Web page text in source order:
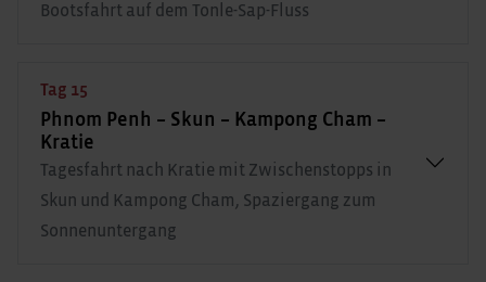
Bootsfahrt auf dem Tonle-Sap-Fluss
Tag 15
Phnom Penh – Skun – Kampong Cham –
Kratie
Tagesfahrt nach Kratie mit Zwischenstopps in
Skun und Kampong Cham, Spaziergang zum
Sonnenuntergang